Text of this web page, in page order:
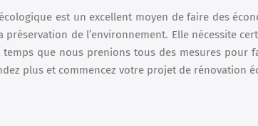
est un excellent moyen de faire des
de l’environnement. Elle nécessite
que nous prenions tous des mesures pour
plus et commencez votre projet de rénovation